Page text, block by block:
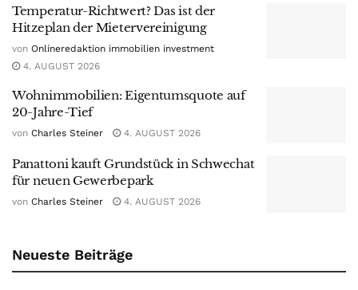
Temperatur-Richtwert? Das ist der
Hitzeplan der Mietervereinigung
von Onlineredaktion immobilien investment
4. AUGUST 2026
Wohnimmobilien: Eigentumsquote auf
20-Jahre-Tief
von Charles Steiner 4. AUGUST 2026
Panattoni kauft Grundstück in Schwechat
für neuen Gewerbepark
von Charles Steiner 4. AUGUST 2026
Neueste Beiträge